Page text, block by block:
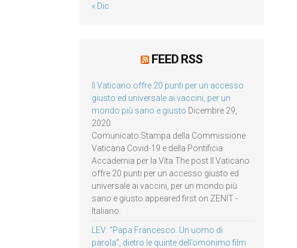
« Dic
FEED RSS
Il Vaticano offre 20 punti per un accesso
giusto ed universale ai vaccini, per un
mondo più sano e giusto Dicembre 29,
2020
Comunicato Stampa della Commissione
Vaticana Covid-19 e della Pontificia
Accademia per la Vita The post Il Vaticano
offre 20 punti per un accesso giusto ed
universale ai vaccini, per un mondo più
sano e giusto appeared first on ZENIT -
Italiano.
LEV: “Papa Francesco. Un uomo di
parola”, dietro le quinte dell’omonimo film